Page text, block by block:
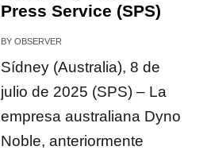
Press Service (SPS)
BYOBSERVER
Sídney (Australia), 8 de
julio de 2025 (SPS) – La
empresa australiana Dyno
Noble, anteriormente